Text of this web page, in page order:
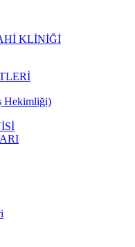
KLİNİĞİ
Hekimliği)